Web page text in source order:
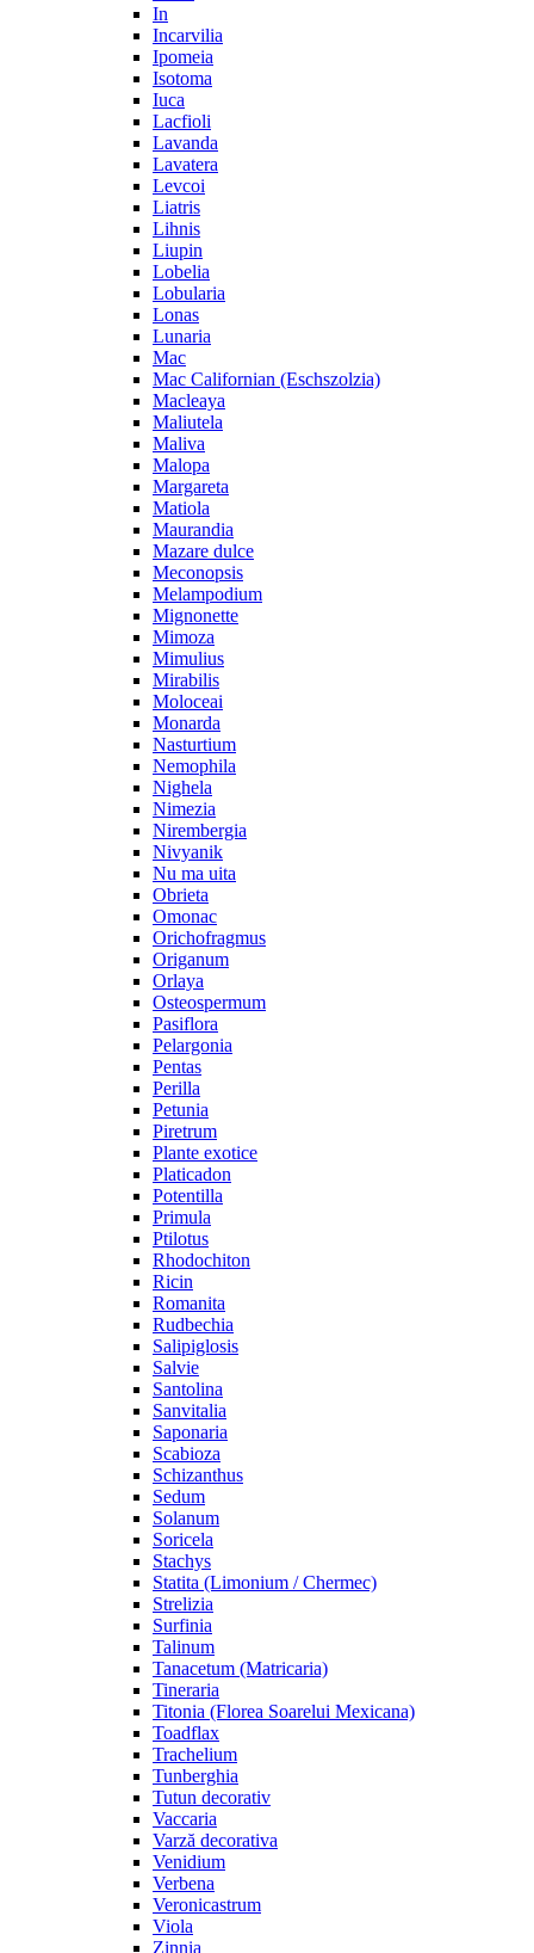
In
Incarvilia
Ipomeia
Isotoma
Iuca
Lacfioli
Lavanda
Lavatera
Levcoi
Liatris
Lihnis
Liupin
Lobelia
Lobularia
Lonas
Lunaria
Mac
Mac Californian (Eschszolzia)
Macleaya
Maliutela
Maliva
Malopa
Margareta
Matiola
Maurandia
Mazare dulce
Meconopsis
Melampodium
Mignonette
Mimoza
Mimulius
Mirabilis
Moloceai
Monarda
Nasturtium
Nemophila
Nighela
Nimezia
Nirembergia
Nivyanik
Nu ma uita
Obrieta
Omonac
Orichofragmus
Origanum
Orlaya
Osteospermum
Pasiflora
Pelargonia
Pentas
Perilla
Petunia
Piretrum
Plante exotice
Platicadon
Potentilla
Primula
Ptilotus
Rhodochiton
Ricin
Romanita
Rudbechia
Salipiglosis
Salvie
Santolina
Sanvitalia
Saponaria
Scabioza
Schizanthus
Sedum
Solanum
Soricela
Stachys
Statita (Limonium / Chermec)
Strelizia
Surfinia
Talinum
Tanacetum (Matricaria)
Tineraria
Titonia (Florea Soarelui Mexicana)
Toadflax
Trachelium
Tunberghia
Tutun decorativ
Vaccaria
Varză decorativa
Venidium
Verbena
Veronicastrum
Viola
Zinnia